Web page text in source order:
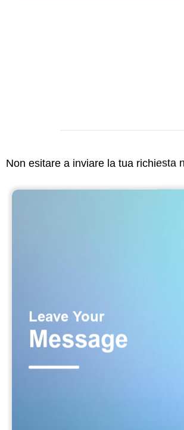
Non esitare a inviare la tua richiesta